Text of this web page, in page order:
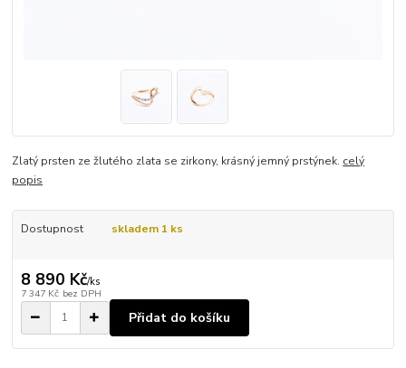
Zlatý prsten ze žlutého zlata se zirkony, krásný jemný prstýnek. celý
popis
Dostupnost skladem 1 ks
8 890 Kč/ks
7 347 Kč bez DPH
Přidat do košíku